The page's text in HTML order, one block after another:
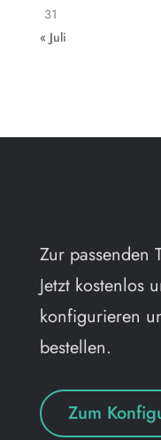
31
« Juli
Zur passenden
Jetzt kostenlos
konfigurieren
bestellen.
Zum